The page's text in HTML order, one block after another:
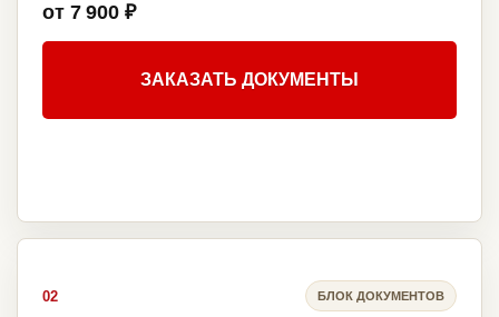
от 7 900 ₽
ЗАКАЗАТЬ ДОКУМЕНТЫ
02 БЛОК ДОКУМЕНТОВ